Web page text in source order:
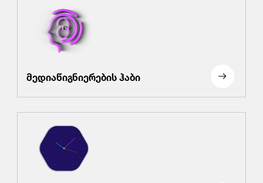
მედიაწიგნიერების ჰაბი